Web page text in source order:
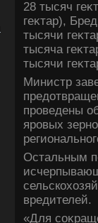
28 тысяч
геκтар),
тысячи
тысяча
тысячи
Министр
проведены
яровых
Остальным
вредителей.
«Для